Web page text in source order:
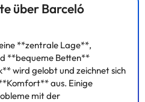
über Barceló
**zentrale Lage**,
**bequeme Betten**
wird gelobt und zeichnet sich
aus. Einige
mit der